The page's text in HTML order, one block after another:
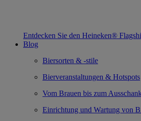
Entdecken Sie den Heineken®
Blog
Biersorten & -stile
Bierveranstaltungen & Hotspots
Vom Brauen bis zum
Einrichtung und Wartung von